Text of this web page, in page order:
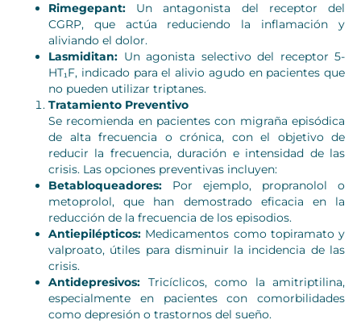
Rimegepant: Un antagonista del receptor del
CGRP, que actúa reduciendo la inflamación y
aliviando el dolor.
Lasmiditan: Un agonista selectivo del receptor 5-
HT₁F, indicado para el alivio agudo en pacientes que
no pueden utilizar triptanes.
Tratamiento Preventivo
Se recomienda en pacientes con migraña episódica
de alta frecuencia o crónica, con el objetivo de
reducir la frecuencia, duración e intensidad de las
crisis. Las opciones preventivas incluyen:
Betabloqueadores: Por ejemplo, propranolol o
metoprolol, que han demostrado eficacia en la
reducción de la frecuencia de los episodios.
Antiepilépticos: Medicamentos como topiramato y
valproato, útiles para disminuir la incidencia de las
crisis.
Antidepresivos: Tricíclicos, como la amitriptilina,
especialmente en pacientes con comorbilidades
como depresión o trastornos del sueño.